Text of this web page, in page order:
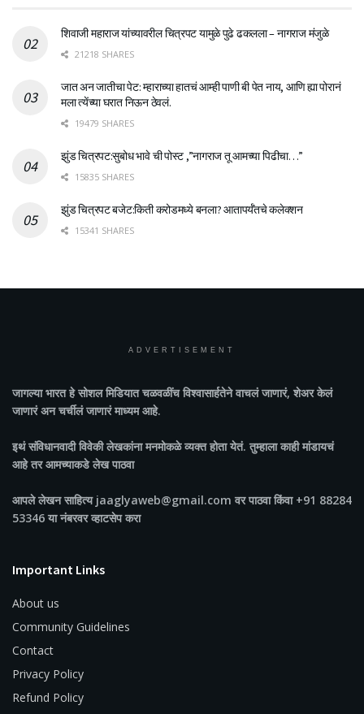
शिवाजी महाराज यांच्यावरील चित्रपट यामुळे पुढे ढकलला – नागराज मंजुळे
21218 SHARES
जात अन जातीचा पेट: म्हाराच्या हातचं आम्ही पाणी बी पेत नाय, आणि ह्या पोरानं
मला त्येंच्या घरात निऊन ठेवलं.
19479 SHARES
झुंड चित्रपट:सुबोध भावे ची पोस्ट ,”नागराज तू आमच्या पिढीचा…”
15835 SHARES
झुंड चित्रपट बजेट:किती करोडमध्ये बनला? आतापर्यँतचे कलेक्शन
15341 SHARES
ADVERTISEMENT
जागल्या भारतहे सोशल मिडियात चळवळींच विश्वासार्हतेने वाचलं जाणारं, शेअर केलं
जाणारं अन चर्चीलं जाणारं माध्यम आहे.
इथं संविधानवादी विवेकी लेखकांना मनमोकळे व्यक्त होता येतं. तुम्हाला काही मांडायचं
आहे तर आमच्याकडे लेख पाठवा
आपले लेखन साहित्य jaaglyaweb@gmail.com वर पाठवा किंवा +91 88284
53346 या नंबरवर व्हाटसेप करा
Important Links
About us
Community Guidelines
Contact
Privacy Policy
Refund Policy